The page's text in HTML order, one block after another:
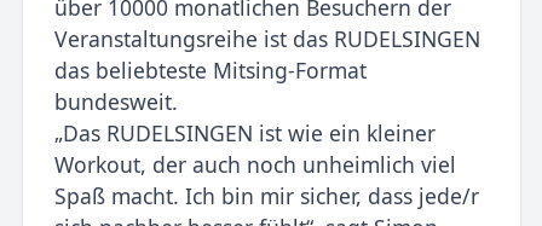
über 10000 monatlichen Besuchern der
Veranstaltungsreihe ist das RUDELSINGEN
das beliebteste Mitsing-Format
bundesweit.
„Das RUDELSINGEN ist wie ein kleiner
Workout, der auch noch unheimlich viel
Spaß macht. Ich bin mir sicher, dass jede/r